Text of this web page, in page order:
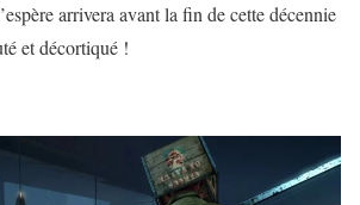
arrivera avant la fin de cette décennie
et décortiqué !